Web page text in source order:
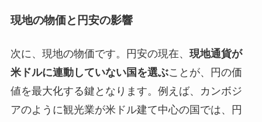
現地の物価と円安の影響
次に、現地の物価です。円安の現在、 現地通貨が
米ドルに連動していない国を選ぶことが、円の価
値を最大化する鍵となります。例えば、カンボジ
アのように観光業が米ドル建て中心の国では、円